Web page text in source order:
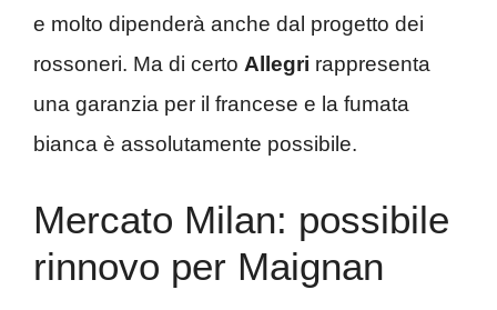
e molto dipenderà anche dal progetto dei
rossoneri. Ma di certo Allegri rappresenta
una garanzia per il francese e la fumata
bianca è assolutamente possibile.
Mercato Milan: possibile
rinnovo per Maignan